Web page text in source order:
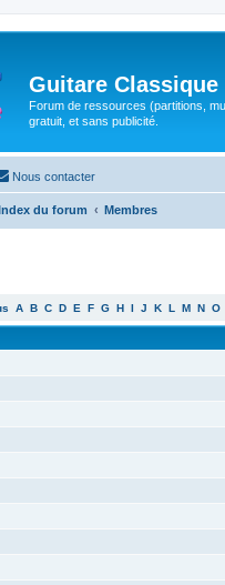
Guitare Classique
Forum de ressources (partitions,
gratuit, et sans publicité.
Nous contacter
du forum Membres
A B C D E F G H I J K L M N O